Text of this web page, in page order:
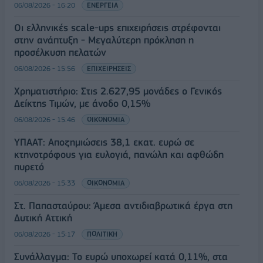
06/08/2026 - 16:20 ΕΝΕΡΓΕΙΑ
Οι ελληνικές scale-ups επιχειρήσεις στρέφονται
στην ανάπτυξη - Μεγαλύτερη πρόκληση η
προσέλκυση πελατών
06/08/2026 - 15:56 ΕΠΙΧΕΙΡΗΣΕΙΣ
Χρηματιστήριο: Στις 2.627,95 μονάδες ο Γενικός
Δείκτης Τιμών, με άνοδο 0,15%
06/08/2026 - 15:46 ΟΙΚΟΝΟΜΙΑ
ΥΠΑΑΤ: Αποζημιώσεις 38,1 εκατ. ευρώ σε
κτηνοτρόφους για ευλογιά, πανώλη και αφθώδη
πυρετό
06/08/2026 - 15:33 ΟΙΚΟΝΟΜΙΑ
Στ. Παπασταύρου: Άμεσα αντιδιαβρωτικά έργα στη
Δυτική Αττική
06/08/2026 - 15:17 ΠΟΛΙΤΙΚΗ
Συνάλλαγμα: Το ευρώ υποχωρεί κατά 0,11%, στα